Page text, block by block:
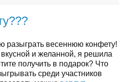
разыграть весеннюю конфету!
и желанной, я решила
получить в подарок? Что
среди участников